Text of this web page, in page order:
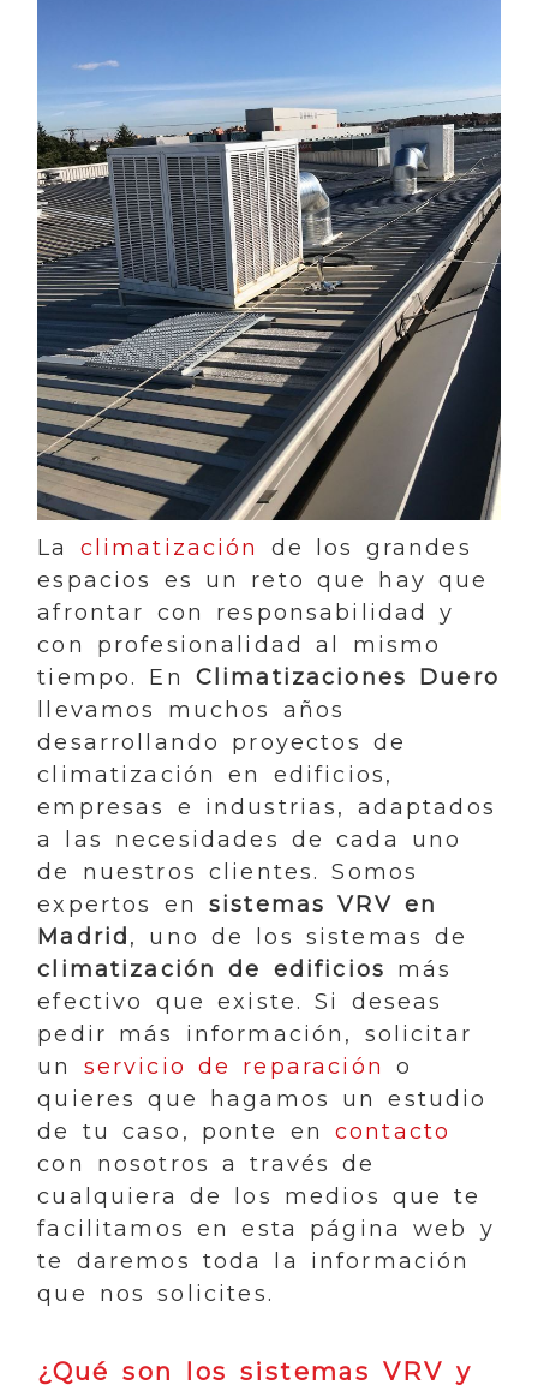
La climatización
de los grandes
espacios es un reto que hay que
afrontar con responsabilidad y
con profesionalidad al mismo
tiempo. En Climatizaciones Duero
llevamos muchos años
desarrollando proyectos de
climatización en edificios,
empresas e industrias, adaptados
a las necesidades de cada uno
de nuestros clientes. Somos
expertos en sistemas VRV en
Madrid, uno de los sistemas de
climatización de edificios más
efectivo que existe. Si deseas
pedir más información, solicitar
un servicio de reparación
o
quieres que hagamos un estudio
de tu caso, ponte en contacto
con nosotros a través de
cualquiera de los medios que te
facilitamos en esta página web y
te daremos toda la información
que nos solicites.
¿Qué son los sistemas VRV y